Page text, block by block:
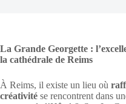
La Grande Georgette :
la cathédrale de Reims
À Reims, il existe un lieu où
créativité se rencontrent dans